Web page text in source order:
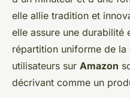
elle allie tradition et
elle assure une durabilité
répartition uniforme de la
utilisateurs sur Amazon
décrivant comme un